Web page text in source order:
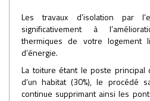
Les travaux d’isolation par
significativement à
thermiques de votre logement
d’énergie.
La toiture étant le poste principal
d’un habitat (30%), le procédé
continue supprimant ainsi les